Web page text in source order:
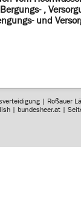
,
und
| Roßauer
| bundesheer.at |